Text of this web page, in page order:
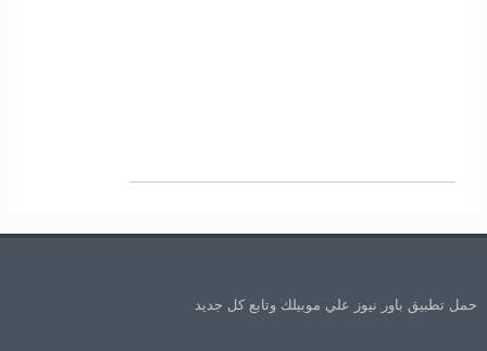
حمل تطبيق باور نيوز علي موبيلك وتابع كل جديد